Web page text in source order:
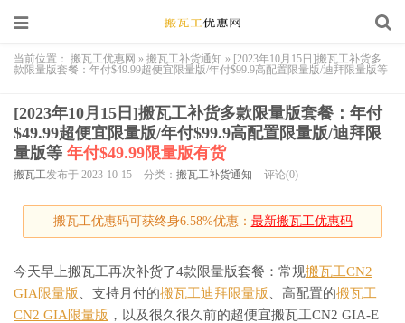
当前位置： 搬瓦工优惠网 » 搬瓦工补货通知 » [2023年10月15日]搬瓦工补货多
款限量版套餐：年付$49.99超便宜限量版/年付$99.9高配置限量版/迪拜限量版等
[2023年10月15日]搬瓦工补货多款限量版套餐：年付
$49.99超便宜限量版/年付$99.9高配置限量版/迪拜限
量版等 年付$49.99限量版有货
搬瓦工发布于 2023-10-15 分类： 搬瓦工补货通知 评论(0)
搬瓦工优惠码可获终身6.58%优惠： 最新搬瓦工优惠码
今天早上搬瓦工再次补货了4款限量版套餐：常规搬瓦工CN2
GIA限量版
、支持月付的搬瓦工迪拜限量版 、高配置的搬瓦工
CN2 GIA限量版 ，以及很久很久前的超便宜搬瓦工CN2 GIA-E